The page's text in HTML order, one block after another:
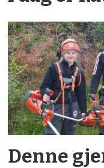
Denne